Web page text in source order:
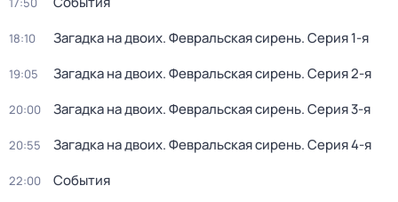
18:10 Загадка на двоих. Февральская сирень. Серия 1-я
19:05 Загадка на двоих. Февральская сирень. Серия 2-я
20:00 Загадка на двоих. Февральская сирень. Серия 3-я
20:55 Загадка на двоих. Февральская сирень. Серия 4-я
22:00 События